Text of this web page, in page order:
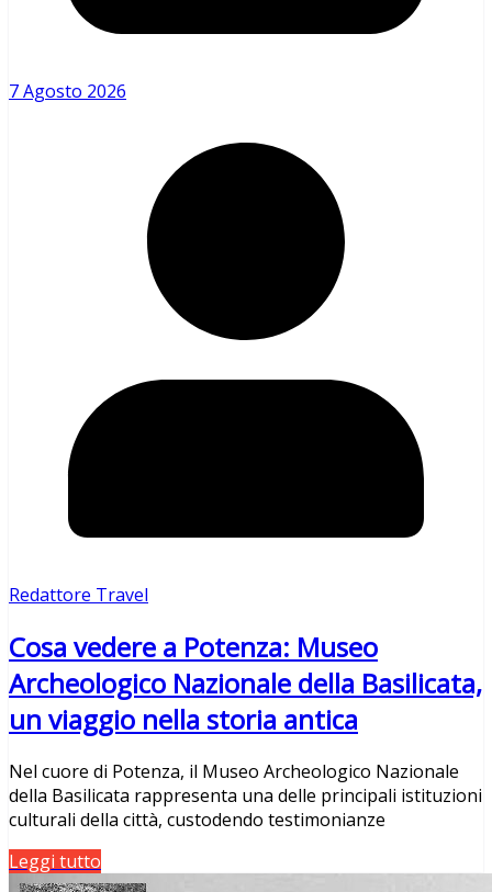
7 Agosto 2026
Redattore Travel
Cosa vedere a Potenza: Museo
Archeologico Nazionale della Basilicata,
un viaggio nella storia antica
Nel cuore di Potenza, il Museo Archeologico Nazionale
della Basilicata rappresenta una delle principali istituzioni
culturali della città, custodendo testimonianze
Leggi tutto